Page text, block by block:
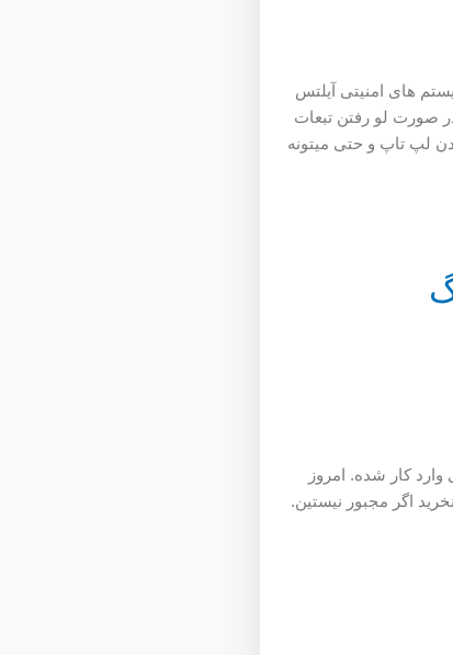
های امنیتی آیلتس
شماست و در صورت لو رفتن تبعات
لپ تاپ و حتی میتونه
وارد کار شده. امروز
اگر مجبور نیستین.